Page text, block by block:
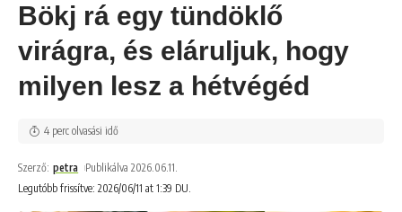
Bökj rá egy tündöklő
virágra, és eláruljuk, hogy
milyen lesz a hétvégéd
Legutóbb frissítve: 2026/06/11 at 1:39 DU.
Szerző: petra Publikálva 2026.06.11.
4 perc olvasási idő